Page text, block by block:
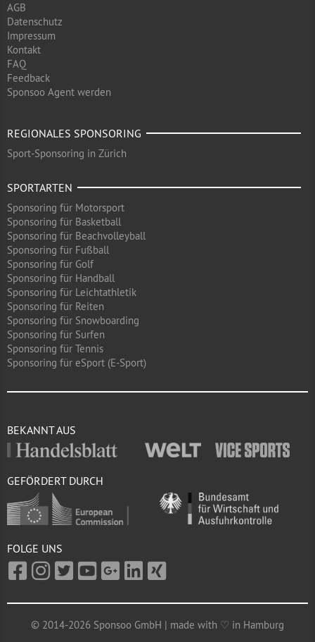
AGB
Datenschutz
Impressum
Kontakt
FAQ
Feedback
Sponsoo Agent werden
REGIONALES SPONSORING
Sport-Sponsoring in Zürich
SPORTARTEN
Sponsoring für Motorsport
Sponsoring für Basketball
Sponsoring für Beachvolleyball
Sponsoring für Fußball
Sponsoring für Golf
Sponsoring für Handball
Sponsoring für Leichtathletik
Sponsoring für Reiten
Sponsoring für Snowboarding
Sponsoring für Surfen
Sponsoring für Tennis
Sponsoring für eSport (E-Sport)
BEKANNT AUS
GEFÖRDERT DURCH
FOLGE UNS
© 2014-2026 Sponsoo GmbH | made with ♡ in Hamburg